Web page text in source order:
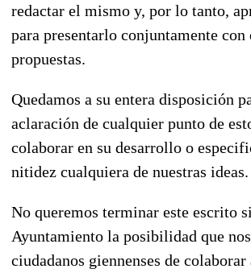
redactar el mismo y, por lo tanto,
para presentarlo conjuntamente con
propuestas.
Quedamos a su entera disposición
aclaración de cualquier punto de
colaborar en su desarrollo o
nitidez cualquiera de nuestras ideas.
No queremos terminar este escrito
Ayuntamiento la posibilidad que
ciudadanos giennenses de